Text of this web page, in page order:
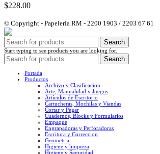
$228.00
© Copyright - Papelería RM - 2200 1903 / 2203 67 61
Search
Start typing to see products you are looking for.
Search
Portada
Productos
Archivo y Clasificacion
Arte, Manualidad y Juegos
Artículos de Escritorio
Cartucheras, Mochilas y Viandas
Cortar y Pegar
Cuadernos, Blocks y Formularios
Empaque
Engrapadoras y Perforadoras
Escritura y Correccion
Geometria
Higiene y limpieza
Higiene y Seguridad